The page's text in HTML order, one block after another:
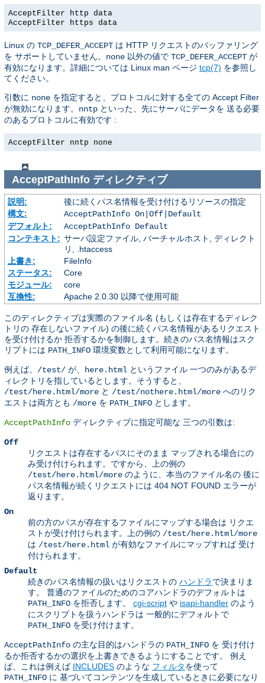
AcceptFilter http data
AcceptFilter https data
Linux の TCP_DEFER_ACCEPT は HTTP リクエストのバッファリング
を サポートしていません。 none 以外の値で TCP_DEFER_ACCEPT が
有効になります。詳細については Linux man ページ tcp(7) を参照し
てください。
引数に none を指定すると、プロトコルに対する全ての Accept Filter
が無効になります。 nntp といった、先にサーバにデータを 送る必要
のあるプロトコルに有効です :
AcceptFilter nntp none
AcceptPathInfoディレクティブ
説明:
後に続くパス名情報を受け付けるリソースの指定
構文:
AcceptPathInfo On|Off|Default
デフォルト:
AcceptPathInfo Default
コンテキスト: サーバ設定ファイル, バーチャルホスト, ディレクト
リ, .htaccess
上書き:
FileInfo
ステータス:
Core
モジュール:
core
互換性:
Apache 2.0.30 以降で使用可能
このディレクティブは実際のファイル名 (もしくは存在するディレク
トリの 存在しないファイル) の後に続くパス名情報があるリクエスト
を受け付けるか 拒否するかを制御します。続きのパス名情報はスク
リプトには PATH_INFO 環境変数として利用可能になります。
例えば、 /test/ が、 here.html というファイル 一つのみがあるデ
ィレクトリを指しているとします。そうすると、
/test/here.html/more と /test/nothere.html/more へのリク
エストは両方とも /more を PATH_INFO とします。
AcceptPathInfo ディレクティブに指定可能な 三つの引数は:
Off
リクエストは存在するパスにそのまま マップされる場合にの
み受け付けられます。ですから、上の例の
/test/here.html/more のように、本当のファイル名の 後に
パス名情報が続くリクエストには 404 NOT FOUND エラーが
返ります。
On
前の方のパスが存在するファイルにマップする場合は リクエ
ストが受け付けられます。上の例の /test/here.html/more
は /test/here.html が有効なファイルにマップすれば 受け
付けられます。
Default
続きのパス名情報の扱いはリクエストの ハンドラで決まりま
す。 普通のファイルのためのコアハンドラのデフォルトは
PATH_INFO を拒否します。 cgi-script や isapi-handler のよう
にスクリプトを扱うハンドラは 一般的にデフォルトで
PATH_INFO を受け付けます。
AcceptPathInfo の主な目的はハンドラの PATH_INFO を 受け付け
るか拒否するかの選択を上書きできるようにすることです。 例え
ば、これは例えば INCLUDES のような フィルタを使って
PATH_INFO に 基づいてコンテンツを生成しているときに必要になり